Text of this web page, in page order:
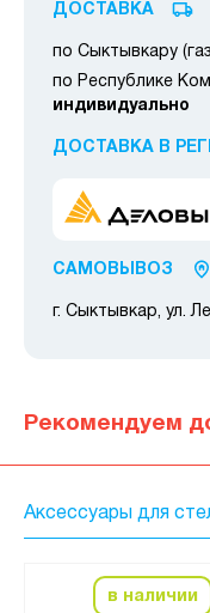
ДОСТАВКА
по Сыктывкару
по Республике
индивидуально
ДОСТАВКА В
САМОВЫВОЗ
г. Сыктывкар, ул.
Рекомендуем
Аксессуары для
в наличии